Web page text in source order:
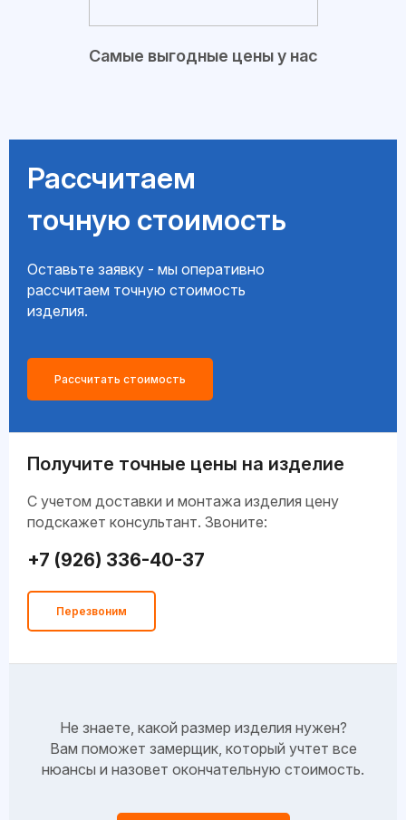
Самые выгодные цены у нас
Рассчитаем
точную стоимость
Оставьте заявку - мы оперативно
рассчитаем точную стоимость
изделия.
Рассчитать стоимость
Получите точные цены на изделие
C учетом доставки и монтажа изделия цену
подскажет консультант. Звоните:
+7 (926) 336-40-37
Перезвоним
Не знаете, какой размер изделия нужен?
Вам поможет замерщик, который учтет все
нюансы и назовет окончательную стоимость.